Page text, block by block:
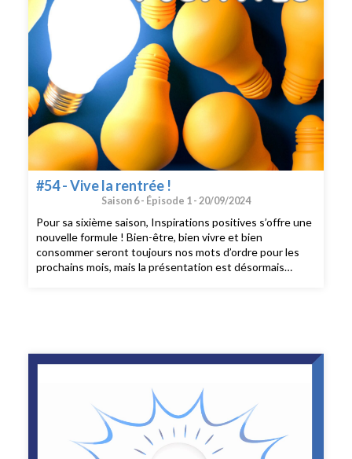
#54 - Vive la rentrée !
Saison 6 - Épisode 1 - 20/09/2024
Pour sa sixième saison, Inspirations positives s’offre une
nouvelle formule ! Bien-être, bien vivre et bien
consommer seront toujours nos mots d’ordre pour les
prochains mois, mais la présentation est désormais
l'appli Jardin mental - Faire du yoga au bureau, vraiment ?
ses vertus" (Eyrolles) - L'expo qu'on vous recommande